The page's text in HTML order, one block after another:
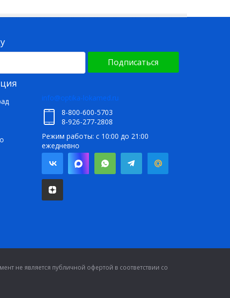
Подписаться
info@optika-lokamed.ru
8-800-600-5703
8-926-277-2808
Режим работы: с 10:00 до 21:00
ежедневно
не является публичной офертой в соответствии со